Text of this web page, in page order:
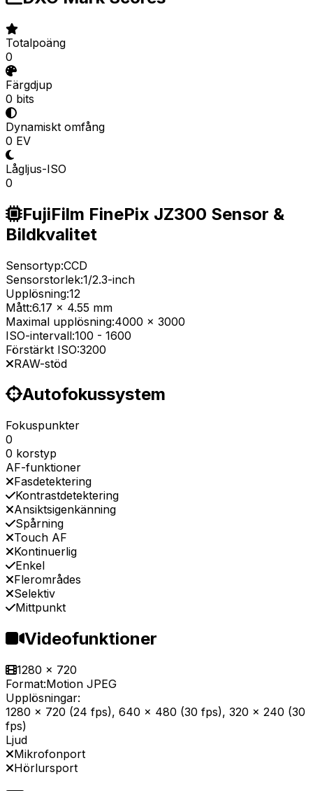
Totalpoäng
0
Färgdjup
0 bits
Dynamiskt omfång
0 EV
Lågljus-ISO
0
FujiFilm FinePix JZ300 Sensor &
Bildkvalitet
Sensortyp:CCD
Sensorstorlek:1/2.3-inch
Upplösning:12
Mått:6.17 x 4.55 mm
Maximal upplösning:4000 x 3000
ISO-intervall:100 - 1600
Förstärkt ISO:3200
RAW-stöd
Autofokussystem
Fokuspunkter
0
0 korstyp
AF-funktioner
Fasdetektering
Kontrastdetektering
Ansiktsigenkänning
Spårning
Touch AF
Kontinuerlig
Enkel
Flerområdes
Selektiv
Mittpunkt
Videofunktioner
1280 x 720
Format:Motion JPEG
Upplösningar:
1280 x 720 (24 fps), 640 x 480 (30 fps), 320 x 240 (30
fps)
Ljud
Mikrofonport
Hörlursport